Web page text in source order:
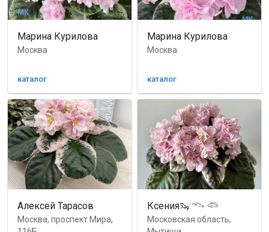
Марина Курилова
Москва
каталог
Марина Курилова
Москва
каталог
Алексей Тарасов
Москва, проспект Мира,
Ксения🦦 𓆞 𓆛
Московская область,